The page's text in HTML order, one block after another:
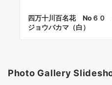
四万十川百名花 No６０
ジョウバカマ（白）
Photo Gallery